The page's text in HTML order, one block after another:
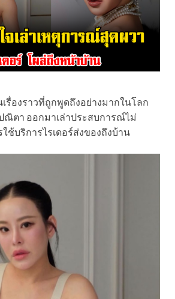
เรื่องราวที่ถูกพูดถึงอย่างมากในโลก
ณิตา ออกมาเล่าประสบการณ์ไม่
ใช้บริการไรเดอร์ส่งของถึงบ้าน